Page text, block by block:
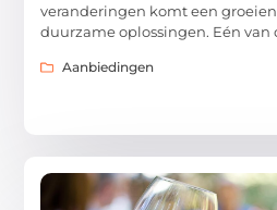
veranderingen komt een
duurzame oplossingen. Eén van
Aanbiedingen